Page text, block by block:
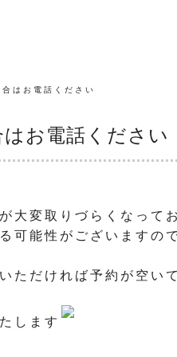
はお電話ください
お電話ください
大変取りづらくなって
可能性がございますの
ただければ予約が空い
します